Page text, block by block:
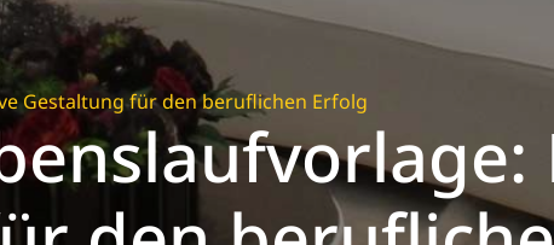
Gestaltung für den beruflichen Erfolg